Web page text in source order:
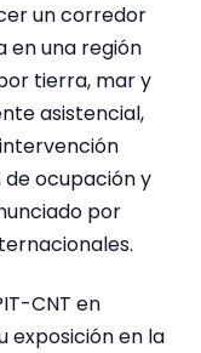
un corredor
en una región
tierra, mar y
asistencial,
ocupación y
por
CNT en
exposición en la